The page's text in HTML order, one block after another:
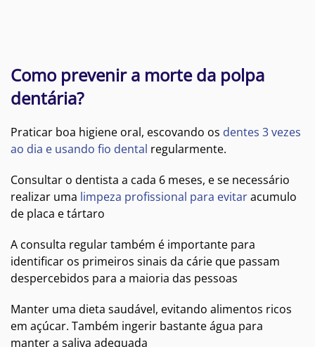
Como prevenir a morte da polpa
dentária?
Praticar boa higiene oral, escovando os dentes 3 vezes
ao dia e usando fio dental regularmente.
Consultar o dentista a cada 6 meses, e se necessário
realizar uma limpeza profissional para evitaracumulo
de placa e tártaro
A consulta regular também é importante para
identificar os primeiros sinais da cárie que passam
despercebidos para a maioria das pessoas
Manter uma dieta saudável, evitando alimentos ricos
em açúcar. Também ingerir bastante água para
manter a saliva adequada